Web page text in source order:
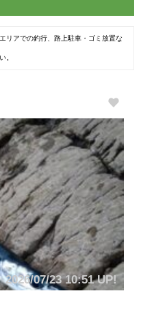
リアでの釣行、路上駐車・ゴミ放置な
。
2026/07/23 10:51 UP!